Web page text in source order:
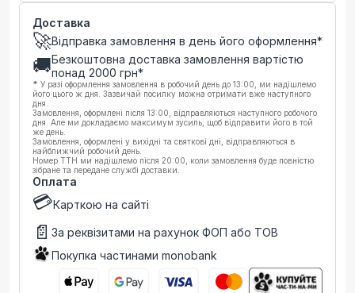
Доставка
🚀Відправка замовлення в день його оформлення*
🚚Безкоштовна доставка замовлення вартістю
понад 2000 грн*
* У разі оформлення замовлення в робочий день до 13:00, ми надішлемо
його цього ж дня. Зазвичай посилку можна отримати вже наступного
дня.
Замовлення, оформлені після 13:00, відправляються наступного робочого
дня. Але ми докладаємо максимум зусиль, щоб відправити його в той
же день.
Замовлення, оформлені у вихідні та святкові дні, відправляються в
найближчий робочий день.
Номер ТТН ми надішлемо після 20:00, коли замовлення буде повністю
зібране та передане службі доставки.
Оплата
💳Карткою на сайті
📄 За реквізитами на рахунок ФОП або ТОВ
Покупка частинами monobank